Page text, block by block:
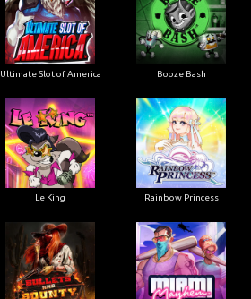
Ultimate Slot of America Booze Bash
Le King Rainbow Princess